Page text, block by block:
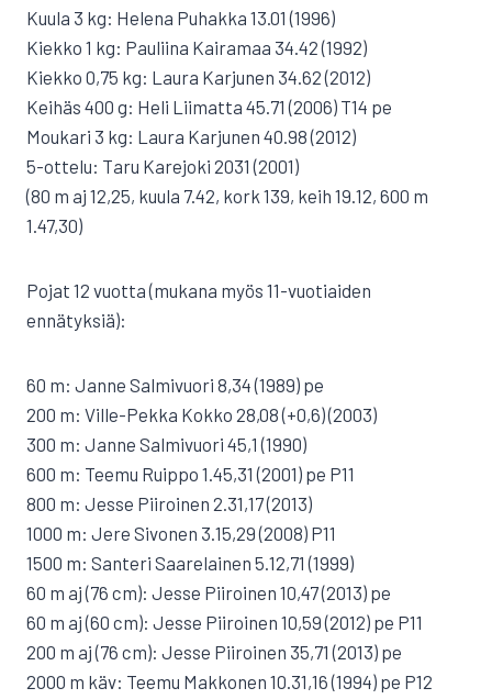
Kuula 3 kg: Helena Puhakka 13.01 (1996)
Kiekko 1 kg: Pauliina Kairamaa 34.42 (1992)
Kiekko 0,75 kg: Laura Karjunen 34.62 (2012)
Keihäs 400 g: Heli Liimatta 45.71 (2006) T14 pe
Moukari 3 kg: Laura Karjunen 40.98 (2012)
5-ottelu: Taru Karejoki 2031 (2001)
(80 m aj 12,25, kuula 7.42, kork 139, keih 19.12, 600 m
1.47,30)
Pojat 12 vuotta (mukana myös 11-vuotiaiden
ennätyksiä):
60 m: Janne Salmivuori 8,34 (1989) pe
200 m: Ville-Pekka Kokko 28,08 (+0,6) (2003)
300 m: Janne Salmivuori 45,1 (1990)
600 m: Teemu Ruippo 1.45,31 (2001) pe P11
800 m: Jesse Piiroinen 2.31,17 (2013)
1000 m: Jere Sivonen 3.15,29 (2008) P11
1500 m: Santeri Saarelainen 5.12,71 (1999)
60 m aj (76 cm): Jesse Piiroinen 10,47 (2013) pe
60 m aj (60 cm): Jesse Piiroinen 10,59 (2012) pe P11
200 m aj (76 cm): Jesse Piiroinen 35,71 (2013) pe
2000 m käv: Teemu Makkonen 10.31,16 (1994) pe P12